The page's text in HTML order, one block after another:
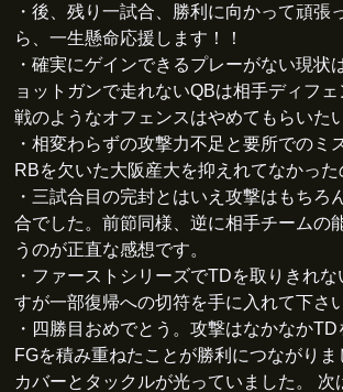
・後、残り一試合、勝利に向かって頑張
ら、一生懸命応援します！！
・確実にゲインできるプレーがない現
ョットガンで走れないQBは相手ディフ
戦のようなオフェンスはやめてもらいた
・相変わらずの攻撃力不足と要所でのミ
RBを欠いた大阪産大を抑えれてなかっ
・三試合目の完封とはいえ攻撃はもち
合でした。前節同様、逆に相手チームの
うのが正直な感想です。
・ファーストシリーズでTDを取りきれ
すが一部復帰への切符を手に入れて下さ
・四勝目おめでとう。攻撃はなかなか
FGを積み重ねたことが勝利につながり
カバーとタックルが光っていました。